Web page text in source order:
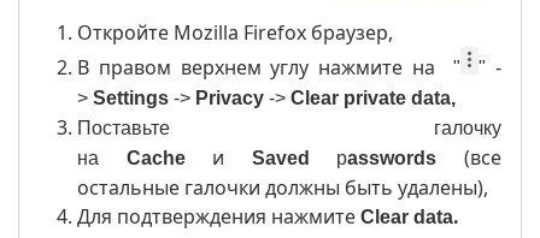
Откройте Mozilla Firefox браузер,
B правом верхнем углу нажмите на
"
" -
> Settings -> Privacy -> Clear private data,
Поставьте галочку
на Cache и Saved passwords(все
остальные галочки должны быть удалены),
Для подтверждения нажмите Clear data.